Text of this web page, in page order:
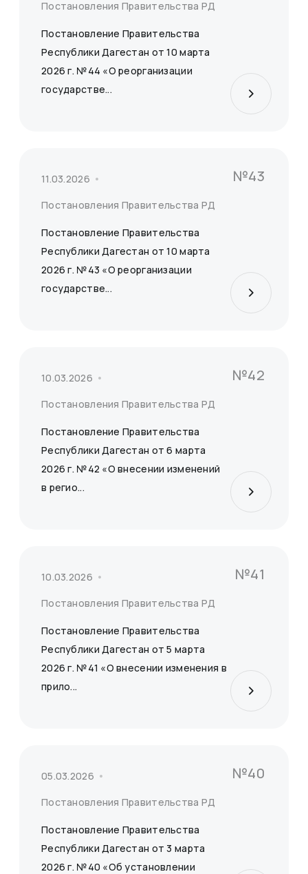
Постановления Правительства РД
Постановление Правительства
Республики Дагестан от 10 марта
2026 г. №44 «О реорганизации
государстве...
11.03.2026
Постановления Правительства РД
№43
Постановление Правительства
Республики Дагестан от 10 марта
2026 г. №43 «О реорганизации
государстве...
10.03.2026
Постановления Правительства РД
№42
Постановление Правительства
Республики Дагестан от 6 марта
2026 г. №42 «О внесении изменений
в регио...
10.03.2026
Постановления Правительства РД
№41
Постановление Правительства
Республики Дагестан от 5 марта
2026 г. №41 «О внесении изменения в
прило...
05.03.2026
Постановления Правительства РД
№40
Постановление Правительства
Республики Дагестан от 3 марта
2026 г. №40 «Об установлении